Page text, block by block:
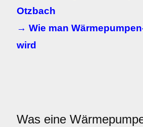
Otzbach
→ Wie man
wird
Was eine